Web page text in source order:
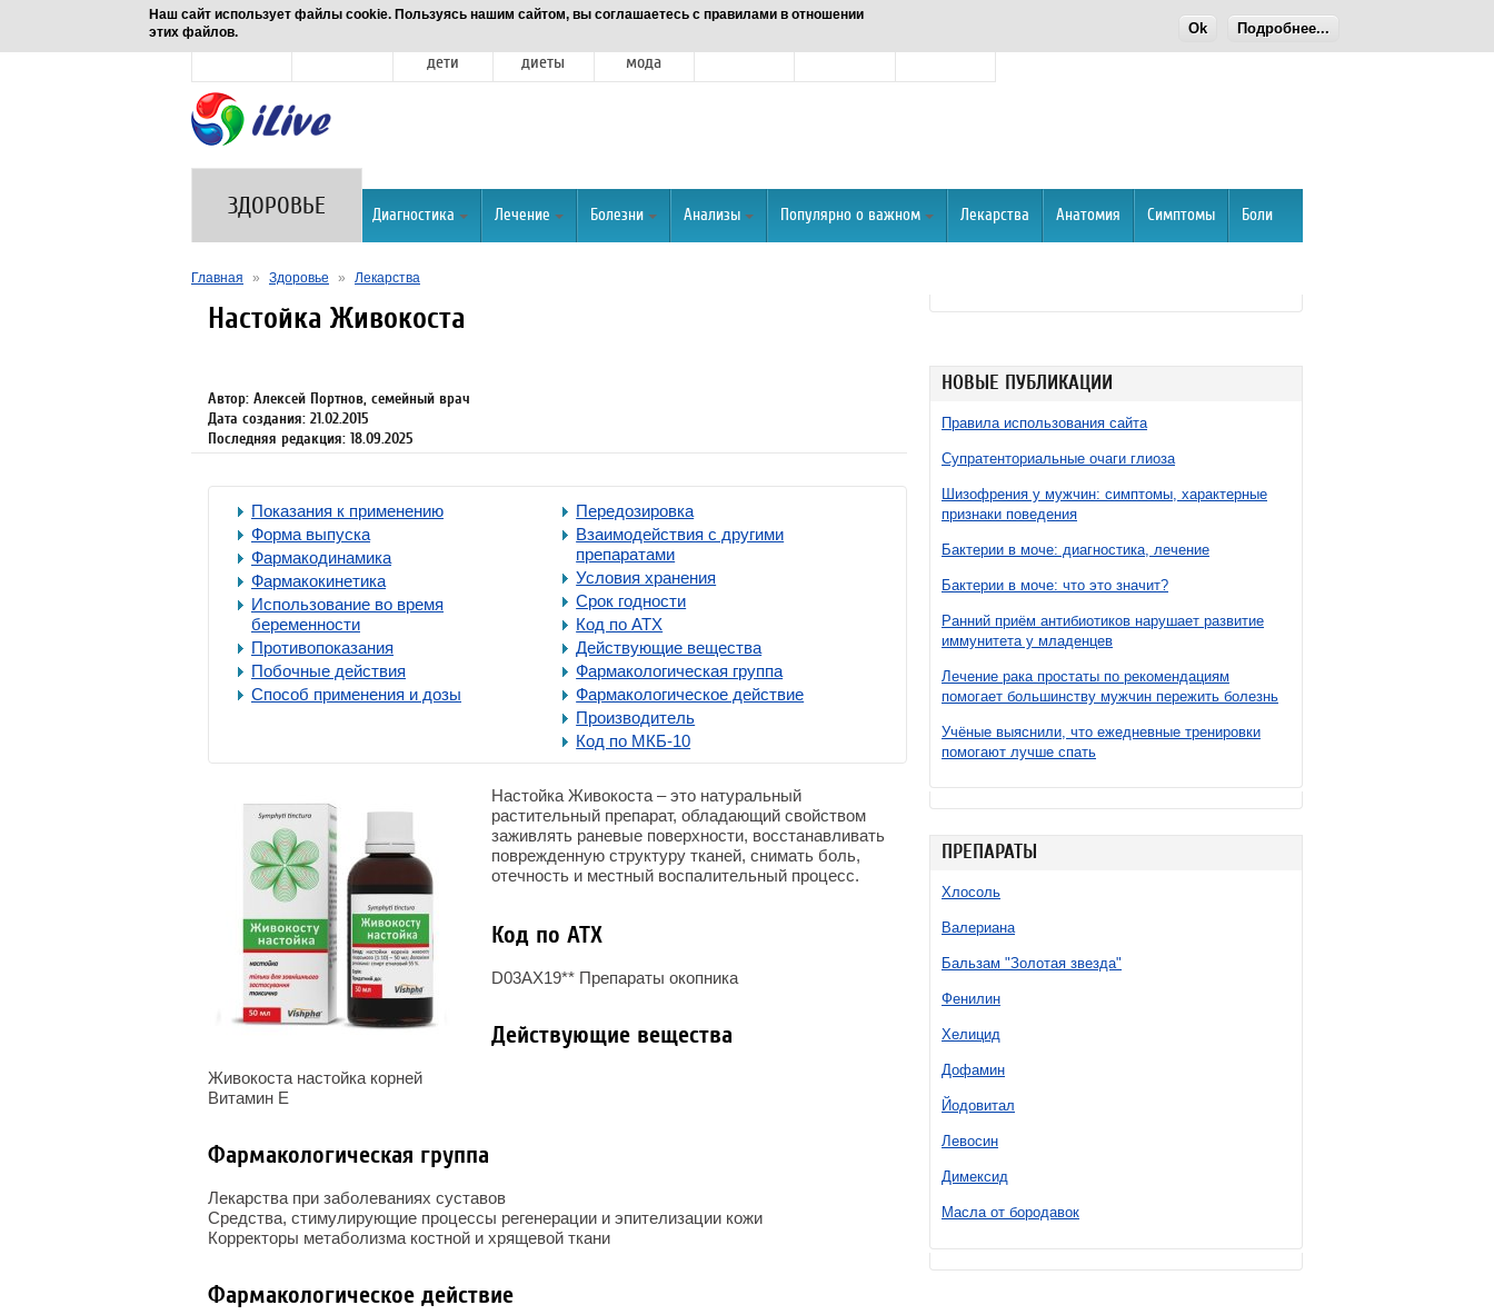
Наш сайт использует файлы cookie. Пользуясь нашим сайтом, вы соглашаетесь с правилами в отношении
этих файлов.
Ok Подробнее...
Новости
дети
диеты
мода
ЗДОРОВЬЕ Диагностика Лечение Болезни Анализы Популярно о важном Лекарства Анатомия Симптомы Боли
Главная » Здоровье » Лекарства
НОВЫЕ ПУБЛИКАЦИИ
Правила использования сайта
Супратенториальные очаги глиоза
Шизофрения у мужчин: симптомы, характерные
признаки поведения
Бактерии в моче: диагностика, лечение
Бактерии в моче: что это значит?
Ранний приём антибиотиков нарушает развитие
иммунитета у младенцев
Лечение рака простаты по рекомендациям
помогает большинству мужчин пережить болезнь
Учёные выяснили, что ежедневные тренировки
помогают лучше спать
ПРЕПАРАТЫ
Хлосоль
Валериана
Бальзам "Золотая звезда"
Фенилин
Хелицид
Дофамин
Йодовитал
Левосин
Димексид
Масла от бородавок
Настойка Живокоста
Автор: Алексей Портнов, семейный врач
Дата создания: 21.02.2015
Последняя редакция: 18.09.2025
Показания к применению
Форма выпуска
Фармакодинамика
Фармакокинетика
Использование во время
беременности
Противопоказания
Побочные действия
Способ применения и дозы
Передозировка
Взаимодействия с другими
препаратами
Условия хранения
Срок годности
Код по АТХ
Действующие вещества
Фармакологическая группа
Фармакологическое действие
Производитель
Код по МКБ-10
Настойка Живокоста – это натуральный
растительный препарат, обладающий свойством
заживлять раневые поверхности, восстанавливать
поврежденную структуру тканей, снимать боль,
отечность и местный воспалительный процесс.
Код по АТХ
D03AX19** Препараты окопника
Действующие вещества
Живокоста настойка корней
Витамин E
Фармакологическая группа
Лекарства при заболеваниях суставов
Средства, стимулирующие процессы регенерации и эпителизации кожи
Корректоры метаболизма костной и хрящевой ткани
Фармакологическое действие